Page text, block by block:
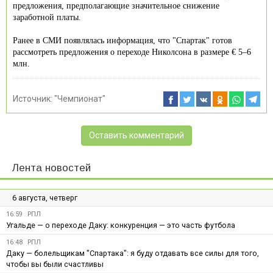
предложения, предполагающие значительное снижение
заработной платы.
Ранее в СМИ появлялась информация, что "Спартак" готов
рассмотреть предложения о переходе Николсона в размере € 5–6
млн.
Источник: "Чемпионат"
Оставить комментарий
Лента новостей
6 августа, четверг
16:59 РПЛ
Угальде — о переходе Даку: конкуренция — это часть футбола
16:48 РПЛ
Даку — болельщикам "Спартака": я буду отдавать все силы для того,
чтобы вы были счастливы